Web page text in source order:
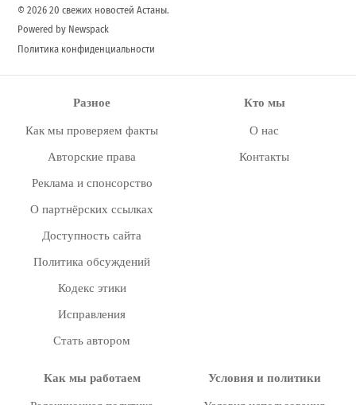
© 2026 20 свежих новостей Астаны.
Powered by Newspack
Политика конфиденциальности
Разное
Как мы проверяем факты
Авторские права
Реклама и спонсорство
О партнёрских ссылках
Доступность сайта
Политика обсуждений
Кодекс этики
Исправления
Стать автором
Кто мы
О нас
Контакты
Как мы работаем Условия и политики